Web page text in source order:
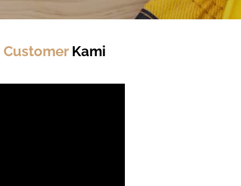
Customer Kami